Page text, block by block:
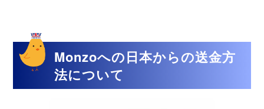
Monzoへの日本からの送金方
法について